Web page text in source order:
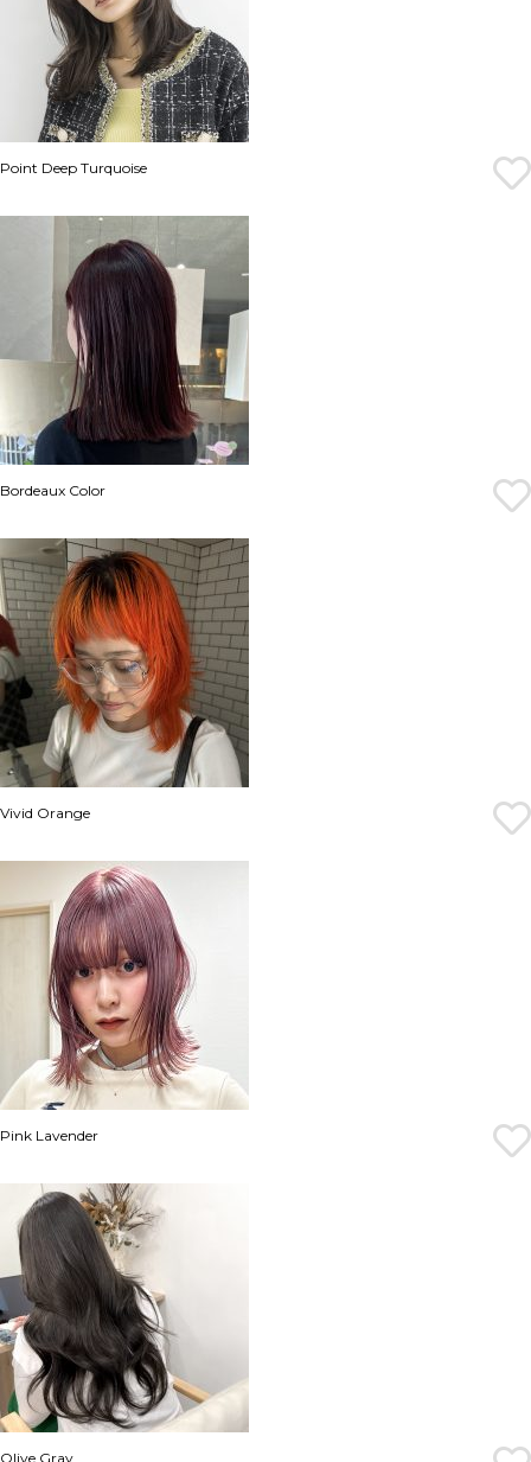
Point Deep Turquoise
Bordeaux Color
Vivid Orange
Pink Lavender
Olive Gray